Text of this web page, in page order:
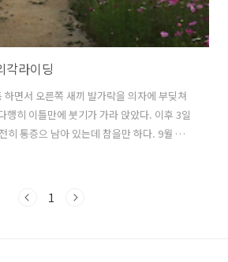
라이딩
면서 오른쪽 새끼 발가락을 의자에 부딪쳐
행히 이틀만에 붓기가 가라 앉았다. 이후 3일
히 통증으 남아 있는데 참을만 하다. 9월 들
했는데 처음으로 50km 넘게 달렸다. 동탄신
벌음동과 가수동을 거쳐 다시 오산천까지 라
1